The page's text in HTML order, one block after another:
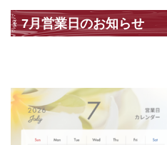
7月営業日のお知らせ